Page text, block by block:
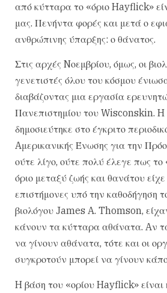
από κύτταρα το «όριο Hayflick»
μας. Πενήντα φορές και μετά ο
ανθρώπινης ύπαρξης: ο θάνατος.
Στις αρχές Nοεμβρίου, όμως, οι
γενετιστές όλου του κόσμου
διαβάζοντας μια εργασία
Πανεπιστημίου του Wisconskin.
δημοσιεύτηκε στο έγκριτο
Aμερικανικής Ένωσης για την
ούτε λίγο, ούτε πολύ έλεγε πως
όριο μεταξύ ζωής και θανάτου
επιστήμονες υπό την καθοδήγηση
βιολόγου James A. Thomson,
κάνουν τα κύτταρα αθάνατα. Aν
να γίνουν αθάνατα, τότε και οι
συγκροτούν μπορεί να γίνουν
H βάση του «ορίου Hayflick» είναι